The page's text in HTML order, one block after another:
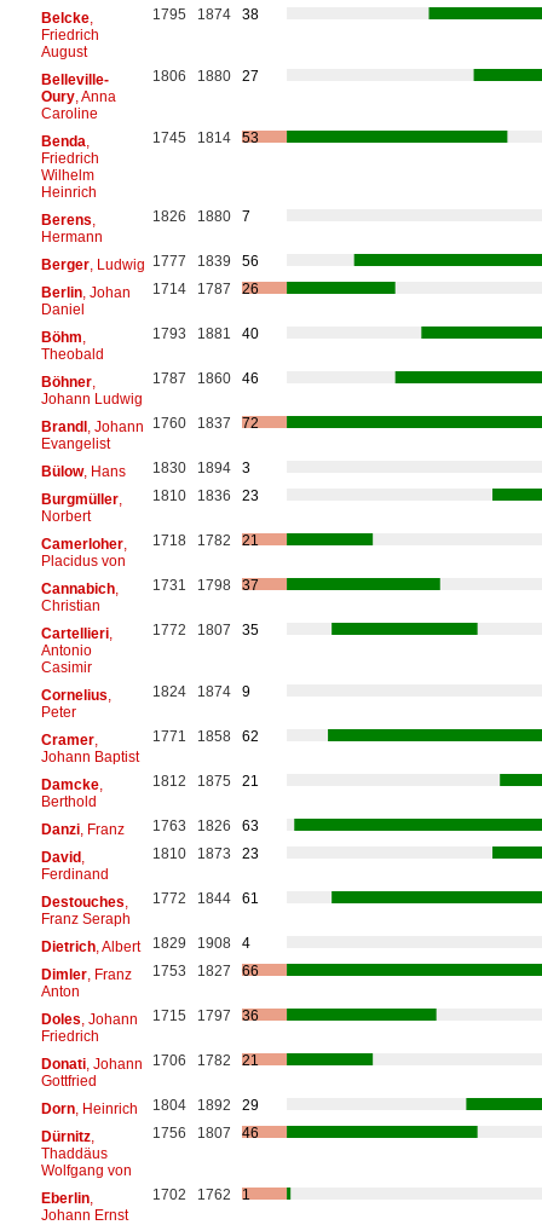
Belcke,
Friedrich
August
1795 1874 38
Belleville-
Oury, Anna
Caroline
1806 1880 27
Benda
Friedrich
Wilhelm
Heinrich
1745 1814 53
Berens
Hermann
1826 1880 7
Berger, Ludwig 1777 1839
56
Berlin, Johan
Daniel
1714 1787 26
Böhm
Theobald
1793 1881 40
Böhner,
Johann Ludwig
1787 1860 46
Brandl, Johann
Evangelist
1760 1837 72
Bülow, Hans 1830 1894
3
Burgmüller,
Norbert
1810 1836 23
Camerloher,
Placidus von
1718 1782 21
Cannabich,
Christian
1731 1798 37
Cartellieri,
Antonio
Casimir
1772 1807 35
Cornelius
Peter
1824 1874 9
Cramer,
Johann Baptist
1771 1858 62
Damcke,
Berthold
1812 1875 21
Danzi, Franz 1763 1826
63
David,
Ferdinand
1810 1873 23
Destouches
Franz Seraph
1772 1844 61
Dietrich, Albert 1829 1908
4
Dimler, Franz
Anton
1753 1827 66
Doles , Johann
Friedrich
1715 1797 36
Donati, Johann
Gottfried
1706 1782 21
Dorn, Heinrich 1804 1892
29
Dürnitz,
Thaddäus
Wolfgang von
1756 1807 46
Eberlin,
Johann Ernst
1702 1762 1